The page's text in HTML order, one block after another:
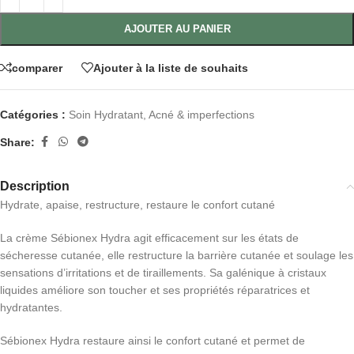
AJOUTER AU PANIER
comparer Ajouter à la liste de souhaits
Catégories : Soin Hydratant, Acné & imperfections
Share:
Description
Hydrate, apaise, restructure, restaure le confort cutané
La crème Sébionex Hydra agit efficacement sur les états de
sécheresse cutanée, elle restructure la barrière cutanée et soulage les
sensations d’irritations et de tiraillements. Sa galénique à cristaux
liquides améliore son toucher et ses propriétés réparatrices et
hydratantes.
Sébionex Hydra restaure ainsi le confort cutané et permet de